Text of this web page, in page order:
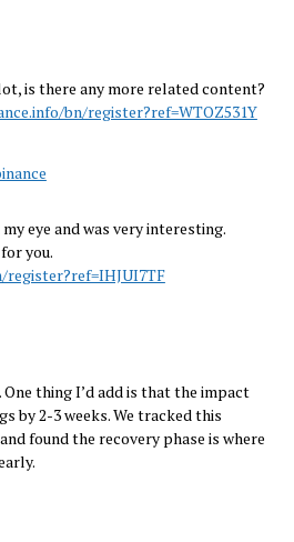
is there any more related content?
bn/register?ref=WTOZ531Y
eye and was very interesting.
you.
thing I’d add is that the impact
by 2-3 weeks. We tracked this
found the recovery phase is where